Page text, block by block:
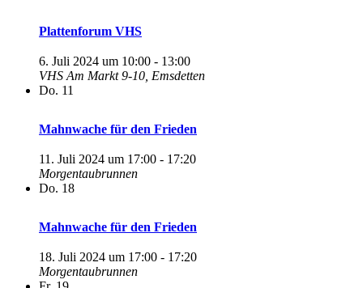
Plattenforum VHS
6. Juli 2024 um 10:00 - 13:00
VHS Am Markt 9-10, Emsdetten
Do. 11
Mahnwache für den Frieden
11. Juli 2024 um 17:00 - 17:20
Morgentaubrunnen
Do. 18
Mahnwache für den Frieden
18. Juli 2024 um 17:00 - 17:20
Morgentaubrunnen